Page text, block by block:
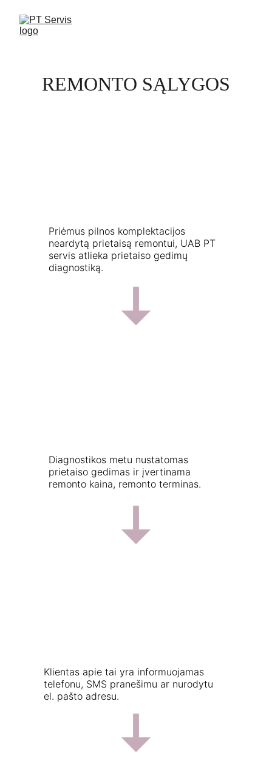
REMONTO SĄLYGOS
Priėmus pilnos komplektacijos
neardytą prietaisą remontui, UAB PT
servis atlieka prietaiso gedimų
diagnostiką.
Diagnostikos metu nustatomas
prietaiso gedimas ir įvertinama
remonto kaina, remonto terminas.
Klientas apie tai yra informuojamas
telefonu, SMS pranešimu ar nurodytu
el. pašto adresu.